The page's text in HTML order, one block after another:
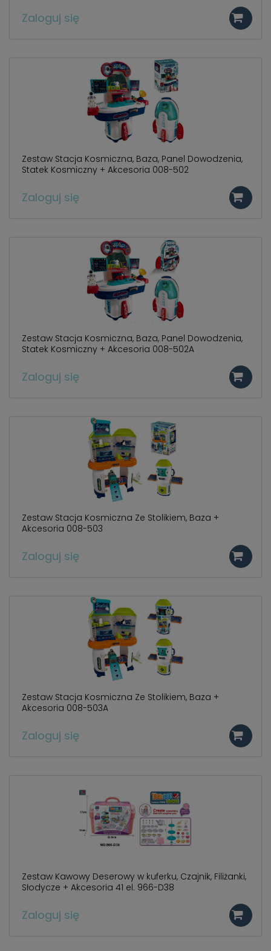
Zaloguj się
Zestaw Stacja Kosmiczna, Baza, Panel Dowodzenia,
Statek Kosmiczny + Akcesoria 008-502
Zaloguj się
Zestaw Stacja Kosmiczna, Baza, Panel Dowodzenia,
Statek Kosmiczny + Akcesoria 008-502A
Zaloguj się
Zestaw Stacja Kosmiczna Ze Stolikiem, Baza +
Akcesoria 008-503
Zaloguj się
Zestaw Stacja Kosmiczna Ze Stolikiem, Baza +
Akcesoria 008-503A
Zaloguj się
Zestaw Kawowy Deserowy w kuferku, Czajnik, Filiżanki,
Słodycze + Akcesoria 41 el. 966-D38
Zaloguj się